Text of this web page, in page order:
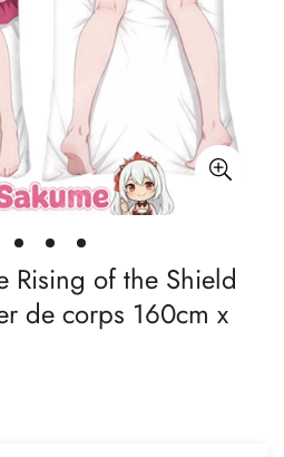
Rising of the Shield
de corps 160cm x